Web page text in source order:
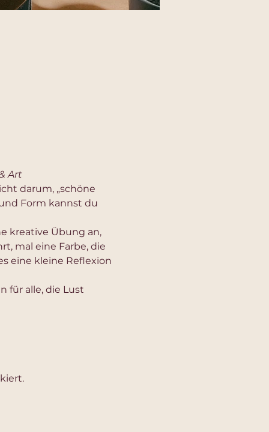
Art
darum, „schöne
Form kannst du
kreative Übung an,
mal eine Farbe, die
eine kleine Reflexion
für alle, die Lust